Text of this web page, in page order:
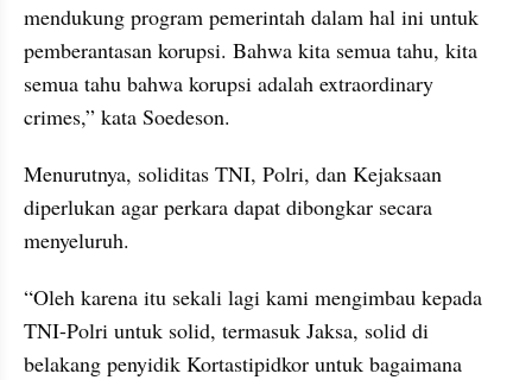
mendukung program pemerintah dalam hal ini untuk
pemberantasan korupsi. Bahwa kita semua tahu, kita
semua tahu bahwa korupsi adalah extraordinary
crimes,” kata Soedeson.
Menurutnya, soliditas TNI, Polri, dan Kejaksaan
diperlukan agar perkara dapat dibongkar secara
menyeluruh.
“Oleh karena itu sekali lagi kami mengimbau kepada
TNI-Polri untuk solid, termasuk Jaksa, solid di
belakang penyidik Kortastipidkor untuk bagaimana